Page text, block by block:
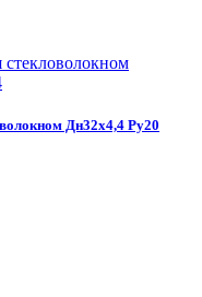
Дн32х4,4 Ру20